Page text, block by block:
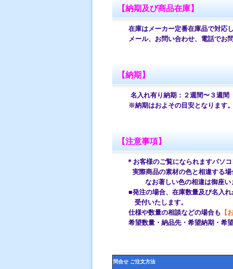
【納期及び商品在庫】
在庫はメーカー定番在庫品で対応し
メール、お問い合わせ、電話でお問
【納期】
名入れ有り納期：２週間〜３週間
※納期はおよその目安となります。
【注意事項】
＊お客様のご覧になられますパソ
実際商品の素材の色と相違する場
なお著しい色の相違は御座いま
■発注の場合、在庫数量及び名入れ
受付いたします。
仕様や数量の相談などの場合も 【
希望数量・納品先・希望納期・希望
問合せ ご注文方法